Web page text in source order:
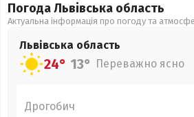
Погода Львівська область
Актуальна інформація про погоду та
Львівська область
24° 13° Переважно ясно
Дрогобич